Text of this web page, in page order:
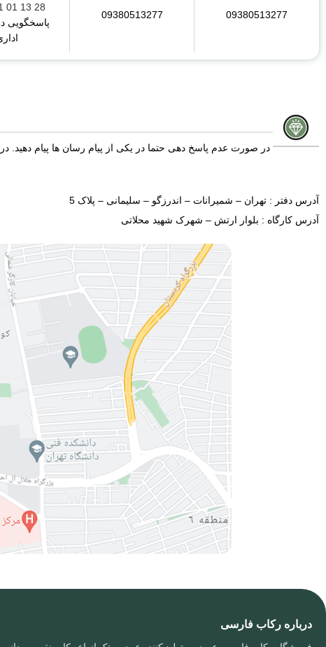
09380513277
09380513277
28 13 01 91- 021
پاسخگویی
در صورت عدم پاسخ دهی حتما در یکی از پیام رسان ها پیام دهید.
آدرس دفتر : تهران – شمیرانات – اندرزگو – سلیمانی – پلاک 5
آدرس کارگاه : بلوار ارتش – شهرک شهید محلاتی
درباره رکاب فارسی